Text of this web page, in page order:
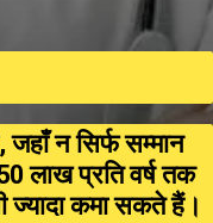
न सिर्फ सम्मान
लाख प्रति वर्ष तक
ज्यादा कमा सकते हैं।